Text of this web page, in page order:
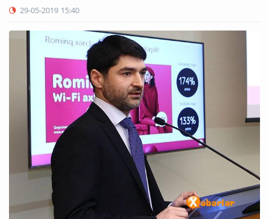
29-05-2019 15:40